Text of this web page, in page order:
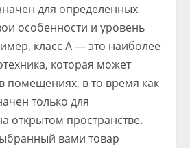
для определенных
особенности и уровень
класс А — это наиболее
которая может
помещениях, в то время как
только для
открытом пространстве.
вами товар